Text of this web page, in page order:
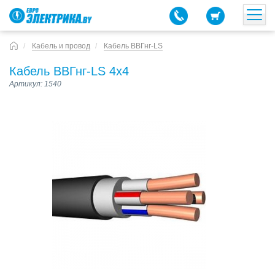
Кабель и провод Кабель ВВГнг-LS
Кабель ВВГнг-LS 4х4
Артикул: 1540